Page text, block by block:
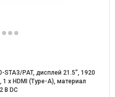
PAT, дисплей 21.5", 1920
1 x HDMI (Type-A), материал
В DC